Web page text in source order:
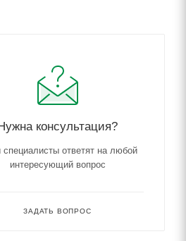
консультация?
ответят на любой
интересующий вопрос
ЗАДАТЬ ВОПРОС